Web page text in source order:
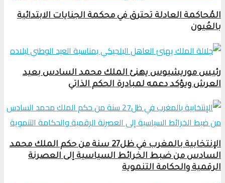
المُحاكمة العادلة تحترق في محكمة الجنايات الابتدائية
بالعُيون
رئيس موريشيوس يهنئ الملك محمد السادس بعيد
العرش ويؤكد دعمه لمبادرة الحكم الذاتي
الإنتخابية بالمغرب في ظل27 سنة من حكم الملك محمد
السادس من ضبط الخرائط السياسية إلى العصرنة
الرقمية والحكامة التنموية